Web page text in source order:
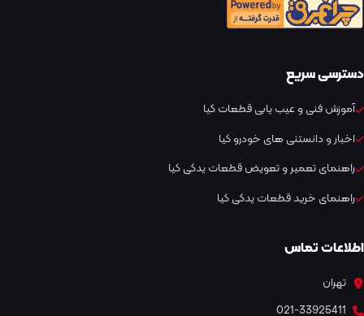
دسترسی سریع
آموزش فنی و عیب یابی قطعات کیا
اخبار و دانستنی های خودرو کیا
راهنمای تعمیر و تعویض قطعات یدکی کیا
راهنمای خرید قطعات یدکی کیا
اطلاعات تماس
تهران
021-33925411